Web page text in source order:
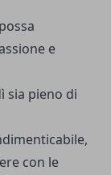
e
sia pieno di
con le